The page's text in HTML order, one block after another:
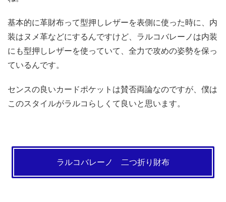
基本的に革財布って型押しレザーを表側に使った時に、内
装はヌメ革などにするんですけど、ラルコバレーノは内装
にも型押しレザーを使っていて、全力で攻めの姿勢を保っ
ているんです。
センスの良いカードポケットは賛否両論なのですが、僕は
このスタイルがラルコらしくて良いと思います。
ラルコバレーノ 二つ折り財布